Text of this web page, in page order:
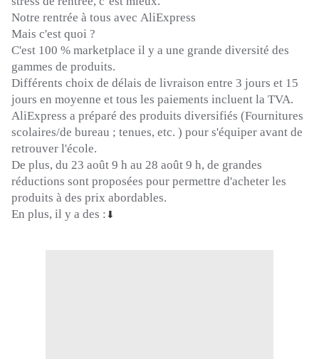
Notre rentrée à tous avec AliExpress
Mais c'est quoi ?
C'est 100 % marketplace il y a une grande diversité des
gammes de produits.
Différents choix de délais de livraison entre 3 jours et 15
jours en moyenne et tous les paiements incluent la TVA.
AliExpress a préparé des produits diversifiés (Fournitures
scolaires/de bureau ; tenues, etc. ) pour s'équiper avant de
retrouver l'école.
De plus, du 23 août 9 h au 28 août 9 h, de grandes
réductions sont proposées pour permettre d'acheter les
produits à des prix abordables.
En plus, il y a des :⬇